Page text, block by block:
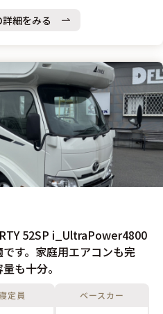
細をみる
52SP i_UltraPower4800
す。家庭用エアコンも完
も十分。
定員 ベースカー